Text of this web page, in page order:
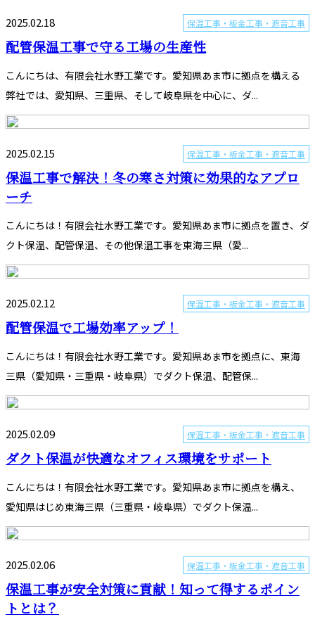
2025.02.18 保温工事・板金工事・遮音工事
配管保温工事で守る工場の生産性
こんにちは、有限会社水野工業です。愛知県あま市に拠点を構える
弊社では、愛知県、三重県、そして岐阜県を中心に、ダ...
2025.02.15 保温工事・板金工事・遮音工事
保温工事で解決！冬の寒さ対策に効果的なアプロ
ーチ
こんにちは！有限会社水野工業です。愛知県あま市に拠点を置き、ダ
クト保温、配管保温、その他保温工事を東海三県（愛...
2025.02.12 保温工事・板金工事・遮音工事
配管保温で工場効率アップ！
こんにちは！有限会社水野工業です。愛知県あま市を拠点に、東海
三県（愛知県・三重県・岐阜県）でダクト保温、配管保...
2025.02.09 保温工事・板金工事・遮音工事
ダクト保温が快適なオフィス環境をサポート
こんにちは！有限会社水野工業です。愛知県あま市に拠点を構え、
愛知県はじめ東海三県（三重県・岐阜県）でダクト保温...
2025.02.06 保温工事・板金工事・遮音工事
保温工事が安全対策に貢献！知って得するポイン
トとは？